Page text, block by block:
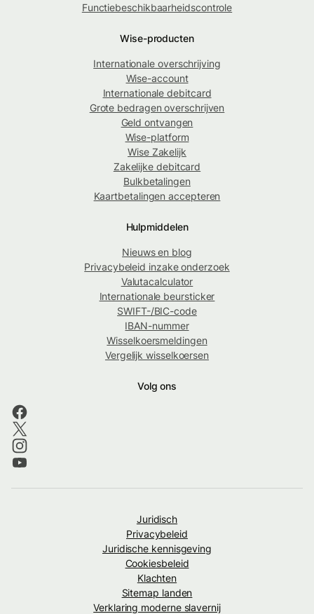
Functiebeschikbaarheidscontrole
Wise-producten
Internationale overschrijving
Wise-account
Internationale debitcard
Grote bedragen overschrijven
Geld ontvangen
Wise-platform
Wise Zakelijk
Zakelijke debitcard
Bulkbetalingen
Kaartbetalingen accepteren
Hulpmiddelen
Nieuws en blog
Privacybeleid inzake onderzoek
Valutacalculator
Internationale beursticker
SWIFT-/BIC-code
IBAN-nummer
Wisselkoersmeldingen
Vergelijk wisselkoersen
Volg ons
Juridisch
Privacybeleid
Juridische kennisgeving
Cookiesbeleid
Klachten
Sitemap landen
Verklaring moderne slavernij